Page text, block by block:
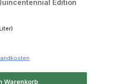
Edition
Warenkorb